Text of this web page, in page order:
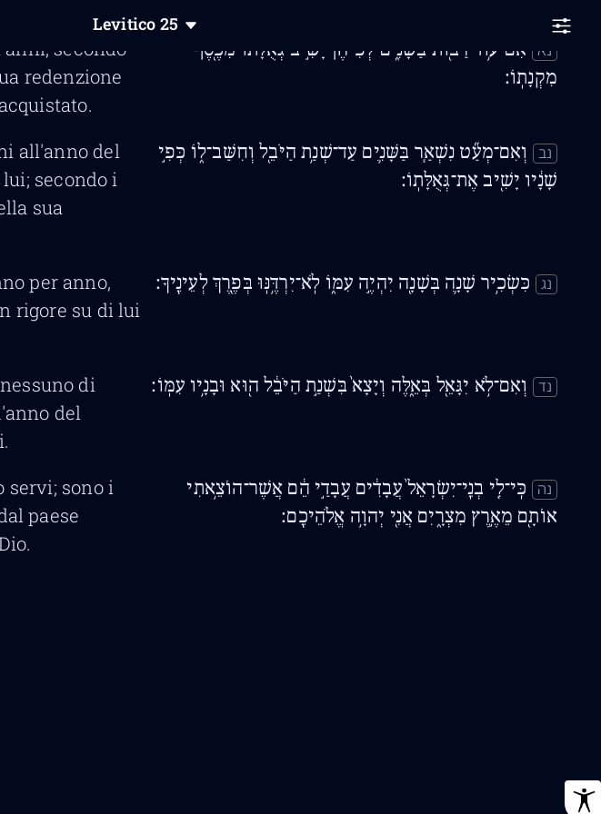
Levitico 25
נא
אִם־ע֥וֹד רַבּ֖וֹת בַּשָּׁנִ֑ים לְפִיהֶן֙ יָשִׁ֣יב גְּאֻלָּת֔וֹ מִכֶּ֖סֶף
מִקְנָתֽוֹ׃
secondo
redenzione
נב
וְאִם־מְעַ֞ט נִשְׁאַ֧ר בַּשָּׁנִ֛ים עַד־שְׁנַ֥ת הַיֹּבֵ֖ל וְחִשַּׁב־ל֑וֹ כְּפִ֣י
שָׁנָ֔יו יָשִׁ֖יב אֶת־גְּאֻלָּתֽוֹ׃
all'anno del
secondo i
sua
נג כִּשְׂכִ֥יר שָׁנָ֛ה בְּשָׁנָ֖ה יִהְיֶ֣ה עִמּ֑וֹ לֹֽא־יִרְדֶּ֥נּֽוּ בְּפֶ֖רֶךְ לְעֵינֶֽיךָ׃
per anno,
rigore su di lui
נד וְאִם־לֹ֥א יִגָּאֵ֖ל בְּאֵ֑לֶּה וְיָצָא֙ בִּשְׁנַ֣ת הַיֹּבֵ֔ל ה֖וּא וּבָנָ֥יו עִמּֽוֹ׃
di
del
נה
כִּֽי־לִ֤י בְנֵֽי־יִשְׂרָאֵל֙ עֲבָדִ֔ים עֲבָדַ֣י הֵ֔ם אֲשֶׁר־הוֹצֵ֥אתִי
אוֹתָ֖ם מֵאֶ֣רֶץ מִצְרָ֑יִם אֲנִ֖י יְהוָ֥ה אֱלֹהֵיכֶֽם׃
servi; sono i
paese